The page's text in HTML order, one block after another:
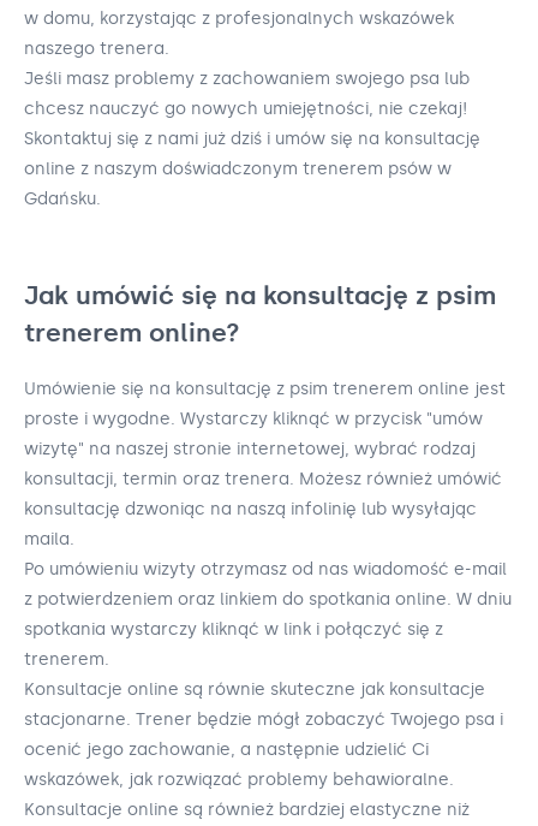
w domu, korzystając z profesjonalnych wskazówek
naszego trenera.
Jeśli masz problemy z zachowaniem swojego psa lub
chcesz nauczyć go nowych umiejętności, nie czekaj!
Skontaktuj się z nami już dziś i umów się na konsultację
online z naszym doświadczonym trenerem psów w
Gdańsku.
Jak umówić się na konsultację z psim
trenerem online?
Umówienie się na konsultację z psim trenerem online jest
proste i wygodne. Wystarczy kliknąć w przycisk "umów
wizytę" na naszej stronie internetowej, wybrać rodzaj
konsultacji, termin oraz trenera. Możesz również umówić
konsultację dzwoniąc na naszą infolinię lub wysyłając
maila.
Po umówieniu wizyty otrzymasz od nas wiadomość e-mail
z potwierdzeniem oraz linkiem do spotkania online. W dniu
spotkania wystarczy kliknąć w link i połączyć się z
trenerem.
Konsultacje online są równie skuteczne jak konsultacje
stacjonarne. Trener będzie mógł zobaczyć Twojego psa i
ocenić jego zachowanie, a następnie udzielić Ci
wskazówek, jak rozwiązać problemy behawioralne.
Konsultacje online są również bardziej elastyczne niż